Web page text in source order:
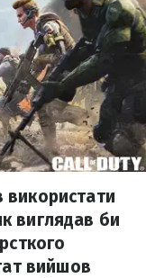
виглядав би
вийшов